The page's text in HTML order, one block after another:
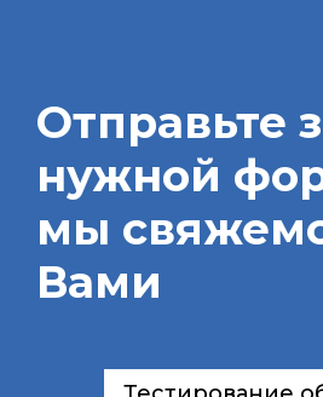
Отправьте
нужной
мы
Вами